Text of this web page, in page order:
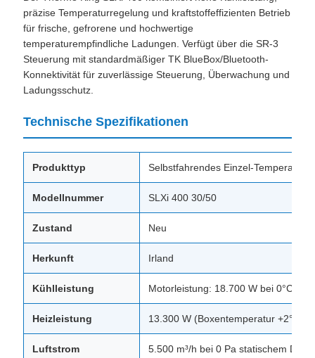
präzise Temperaturregelung und kraftstoffeffizienten Betrieb
für frische, gefrorene und hochwertige
temperaturempfindliche Ladungen. Verfügt über die SR-3
Steuerung mit standardmäßiger TK BlueBox/Bluetooth-
Konnektivität für zuverlässige Steuerung, Überwachung und
Ladungsschutz.
Technische Spezifikationen
Produkttyp Selbstfahrendes Einzel-Temperatur-
Modellnummer SLXi 400 30/50
Zustand Neu
Herkunft Irland
Kühlleistung Motorleistung: 18.700 W bei 0°C /
Heizleistung 13.300 W (Boxentemperatur +2°C,
Luftstrom
5.500 m³/h bei 0 Pa statischem